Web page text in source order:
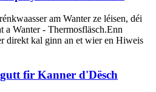
am Wanter ze léisen, déi
a Wanter - Thermosfläsch.Enn
direkt kal ginn an et wier en Hiweis
fir Kanner d'Dësch